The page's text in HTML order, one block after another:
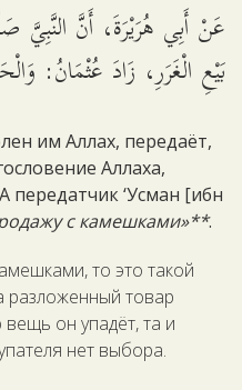
عَنْ أَبِي هُرَيْرَةَ، أَنَّ
بَيْعِ الْغَرَرِ، زَادَ عُثْمَانُ:
им Аллах, передаёт,
Аллаха,
передатчик ‘Усман [ибн
с камешками»**.
то это такой
разложенный товар
он упадёт, та и
нет выбора.